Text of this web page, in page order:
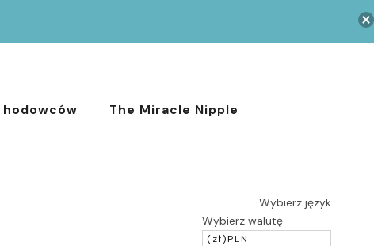
hodowców The Miracle Nipple
Wybierz język
Wybierz walutę
(zł)PLN